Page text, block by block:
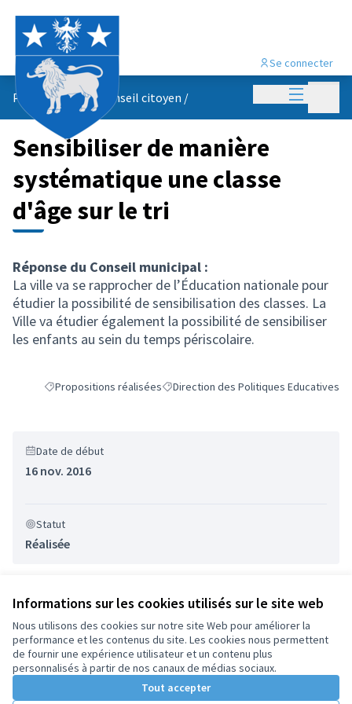
Informations sur les cookies utilisés sur le site web
Nous utilisons des cookies sur notre site Web pour améliorer la
performance et les contenus du site. Les cookies nous permettent
de fournir une expérience utilisateur et un contenu plus
personnalisés à partir de nos canaux de médias sociaux.
Tout accepter
Menu
Se connecter
Propositions du conseil citoyen /
Sensibiliser de manière
systématique une classe
d'âge sur le tri
Réponse du Conseil municipal :
La ville va se rapprocher de l’Éducation nationale pour
étudier la possibilité de sensibilisation des classes. La
Ville va étudier également la possibilité de sensibiliser
les enfants au sein du temps périscolaire.
Filtrer les résultats de la catégorie : Propositions réalisées
Propositions réaliséesFiltrer les résultats pour le secteur :
Direction des Politiques Educatives
Date de début
16 nov. 2016
Statut
Réalisée
Conditions d'utilisation
Paramètres des cookies